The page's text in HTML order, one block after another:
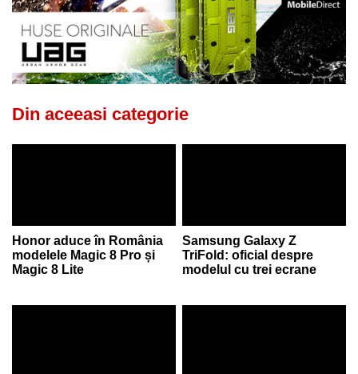
Din aceeasi categorie
Honor aduce în România
modelele Magic 8 Pro și
Magic 8 Lite
Samsung Galaxy Z
TriFold: oficial despre
modelul cu trei ecrane